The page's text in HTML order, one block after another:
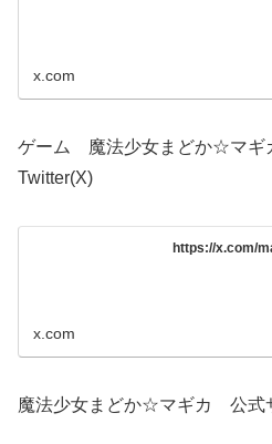
x.com
ゲーム 魔法少女まどか☆マギ
Twitter(X)
https://x.com/
x.com
魔法少女まどか☆マギカ 公式